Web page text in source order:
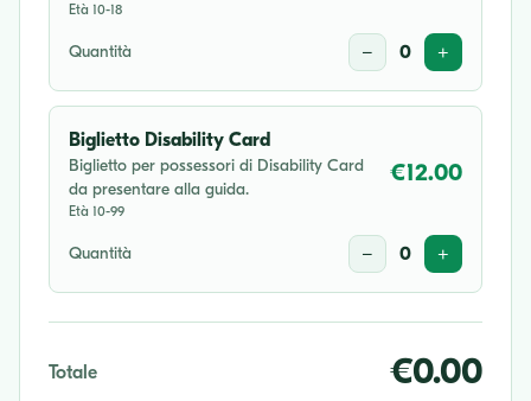
Età 10-18
Quantità − 0 +
Biglietto Disability Card
Biglietto per possessori di Disability Card
da presentare alla guida.
Età 10-99
€12.00
Quantità − 0 +
Totale €0.00